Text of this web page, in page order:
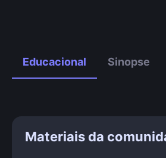
Educacional Sinopse
Materiais da